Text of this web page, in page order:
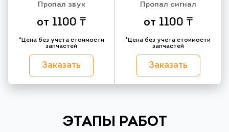
Пропал звук
от 1100 ₸
*Цена без учета стоимости
запчастей
Заказать
Пропал сигнал
от 1100 ₸
*Цена без учета стоимости
запчастей
Заказать
ЭТАПЫ РАБОТ